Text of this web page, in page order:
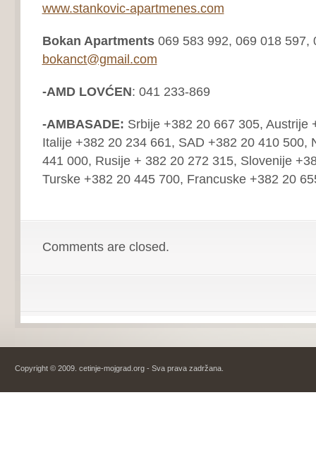
www.stankovic-apartmenes.com
Bokan Apartments069 583 992, 069 018 597,
bokanct@gmail.com
-AMD LOVĆEN: 041 233-869
-AMBASADE: Srbije +382 20 667 305, Austrije
Italije +382 20 234 661, SAD +382 20 410 500,
441 000, Rusije + 382 20 272 315, Slovenije
Turske +382 20 445 700, Francuske +382 20
Comments are closed.
Copyright © 2009. cetinje-mojgrad.org - Sva prava zadržana.